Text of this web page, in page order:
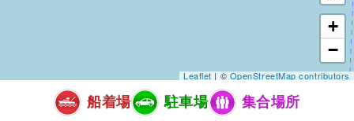
+
−
Leaflet| ©OpenStreetMap contributors
船着場 駐車場 集合場所